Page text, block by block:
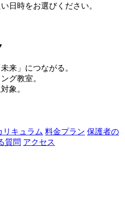
日時をお選びください。
来」につながる。
グ教室。
象。
リキュラム 料金プラン 保護者の
質問 アクセス